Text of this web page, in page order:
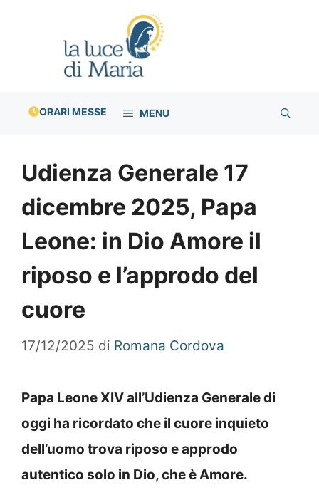
ORARI MESSE MENU
Udienza Generale 17
dicembre 2025, Papa
Leone: in Dio Amore il
riposo e l’approdo del
cuore
17/12/2025 di Romana Cordova
Papa Leone XIV all’Udienza Generale di
oggi ha ricordato che il cuore inquieto
dell’uomo trova riposo e approdo
autentico solo in Dio, che è Amore.